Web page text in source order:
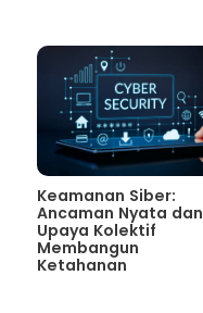
Keamanan Siber:
Ancaman Nyata dan
Upaya Kolektif
Membangun
Ketahanan